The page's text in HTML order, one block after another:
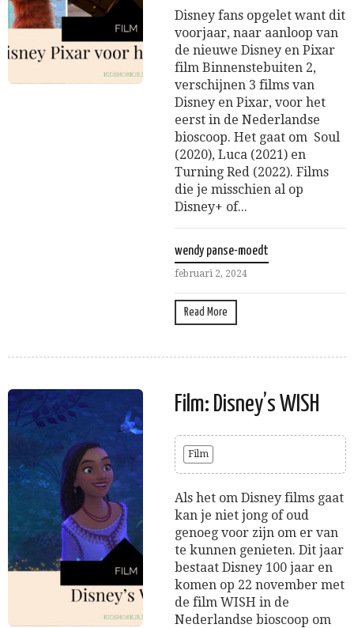
Disney fans opgelet want dit
voorjaar, naar aanloop van
de nieuwe Disney en Pixar
film Binnenstebuiten 2,
verschijnen 3 films van
Disney en Pixar, voor het
eerst in de Nederlandse
bioscoop. Het gaat om Soul
(2020), Luca (2021) en
Turning Red (2022). Films
die je misschien al op
Disney+ of...
wendy panse-moedt
februari 2, 2024
Read More
Film: Disney’s WISH
Film
Als het om Disney films gaat
kan je niet jong of oud
genoeg voor zijn om er van
te kunnen genieten. Dit jaar
bestaat Disney 100 jaar en
komen op 22 november met
de film WISH in de
Nederlandse bioscoop om